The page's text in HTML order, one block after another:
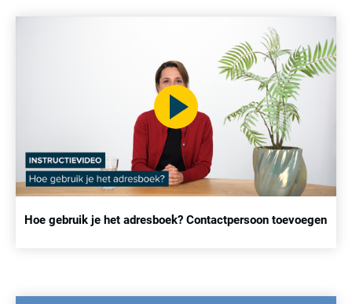
Hoe gebruik je het adresboek? Contactpersoon toevoegen